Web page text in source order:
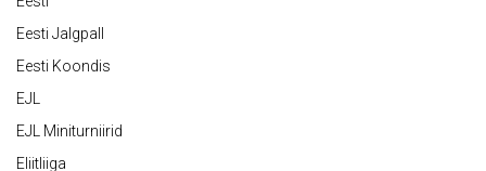
Eesti Jalgpall
Eesti Koondis
EJL
EJL Miniturniirid
Eliitliiga